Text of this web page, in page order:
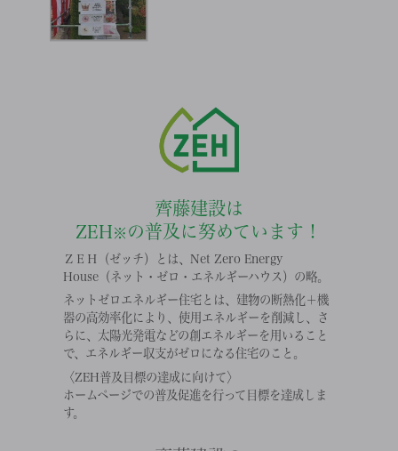
齊藤建設は
ZEH※ の普及に努めています！
ＺＥＨ（ゼッチ）とは、Net Zero Energy
House（ネット・ゼロ・エネルギーハウス）の略。
ネットゼロエネルギー住宅とは、建物の断熱化＋機
器の高効率化により、使用エネルギーを削減し、さ
らに、太陽光発電などの創エネルギーを用いること
で、エネルギー収支がゼロになる住宅のこと。
〈ZEH普及目標の達成に向けて〉
ホームページでの普及促進を行って目標を達成しま
す。